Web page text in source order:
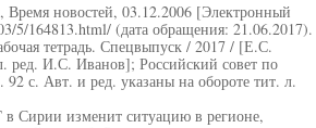
Время новостей, 03.12.2006 [Электронный
5/164813.html/ (дата обращения: 21.06.2017).
тетрадь. Спецвыпуск / 2017 / [Е.С.
ред. И.С. Иванов]; Российский совет по
Авт. и ред. указаны на обороте тит. л.
Сирии изменит ситуацию в регионе,